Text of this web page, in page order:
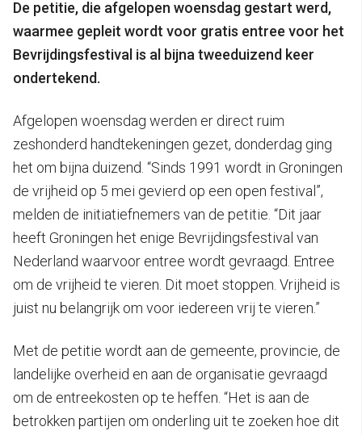
De petitie, die afgelopen woensdag gestart werd,
waarmee gepleit wordt voor gratis entree voor het
Bevrijdingsfestival is al bijna tweeduizend keer
ondertekend.
Afgelopen woensdag werden er direct ruim
zeshonderd handtekeningen gezet, donderdag ging
het om bijna duizend. “Sinds 1991 wordt in Groningen
de vrijheid op 5 mei gevierd op een open festival”,
melden de initiatiefnemers van de petitie. “Dit jaar
heeft Groningen het enige Bevrijdingsfestival van
Nederland waarvoor entree wordt gevraagd. Entree
om de vrijheid te vieren. Dit moet stoppen. Vrijheid is
juist nu belangrijk om voor iedereen vrij te vieren.”
Met de petitie wordt aan de gemeente, provincie, de
landelijke overheid en aan de organisatie gevraagd
om de entreekosten op te heffen. “Het is aan de
betrokken partijen om onderling uit te zoeken hoe dit